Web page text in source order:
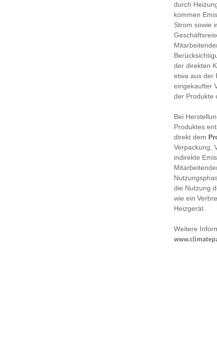
durch
kommen
Strom sowie
der direkten
etwa aus der
eingekaufter
der Produkte
Bei
Produktes
direkt dem
Verpackung,
indirekte
die Nutzung
wie ein
Heizgerät.
Weitere